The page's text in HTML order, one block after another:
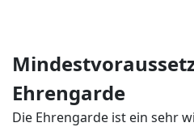
Ehrengarde
Die Ehrengarde ist ein sehr